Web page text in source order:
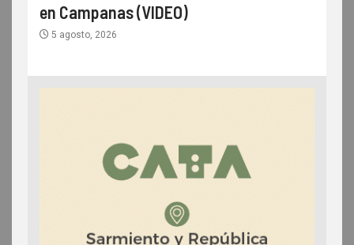
en Campanas (VIDEO)
5 agosto, 2026